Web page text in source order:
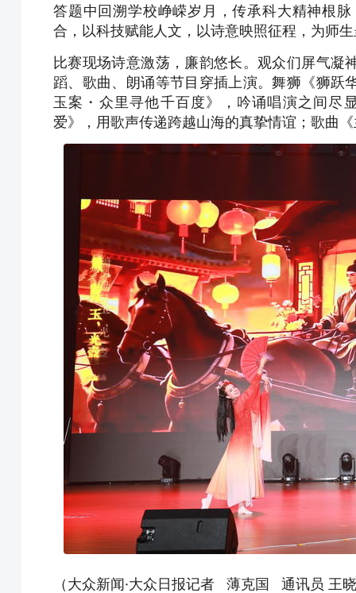
答题中回溯学校峥嵘岁月，传承科大精神根
合，以科技赋能人文，以诗意映照征程，为师
比赛现场诗意激荡，廉韵悠长。观众们屏气
蹈、歌曲、朗诵等节目穿插上演。舞狮《狮跃
玉案・众里寻他千百度》，吟诵唱演之间尽
爱》，用歌声传递跨越山海的真挚情谊；歌曲
（大众新闻·大众日报记者 薄克国 通讯员 王